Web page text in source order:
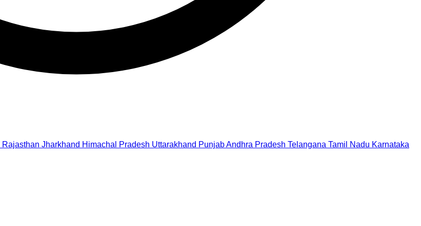
Rajasthan Jharkhand Himachal Pradesh Uttarakhand PunjabAndhra Pradesh Telangana Tamil Nadu Karnataka